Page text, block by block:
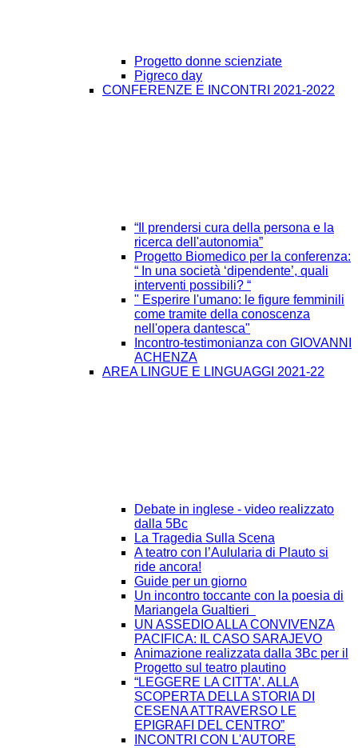
Progetto donne scienziate
Pigreco day
CONFERENZE E INCONTRI 2021-2022
“Il prendersi cura della persona e la
ricerca dell'autonomia”
Progetto Biomedico per la conferenza:
“ In una società ‘dipendente’, quali
interventi possibili? “
" Esperire l'umano: le figure femminili
come tramite della conoscenza
nell'opera dantesca"
Incontro-testimonianza con GIOVANNI
ACHENZA
AREA LINGUE E LINGUAGGI 2021-22
Debate in inglese - video realizzato
dalla 5Bc
La Tragedia Sulla Scena
A teatro con l’Aulularia di Plauto si
ride ancora!
Guide per un giorno
Un incontro toccante con la poesia di
Mariangela Gualtieri
UN ASSEDIO ALLA CONVIVENZA
PACIFICA: IL CASO SARAJEVO
Animazione realizzata dalla 3Bc per il
Progetto sul teatro plautino
“LEGGERE LA CITTA’. ALLA
SCOPERTA DELLA STORIA DI
CESENA ATTRAVERSO LE
EPIGRAFI DEL CENTRO”
INCONTRI CON L'AUTORE